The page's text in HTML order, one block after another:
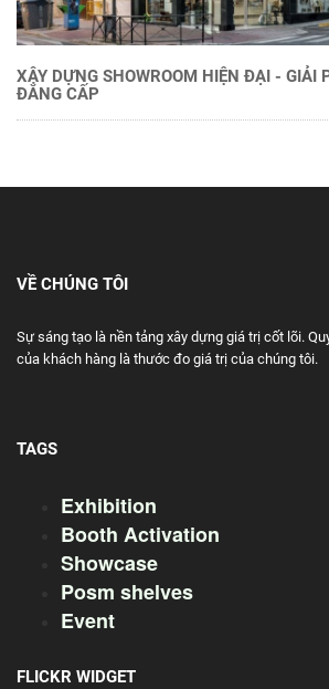
XÂY DỰNG SHOWROOM HIỆN ĐẠI - GIẢI
ĐẲNG CẤP
VỀ CHÚNG TÔI
Sự sáng tạo là nền tảng xây dựng giá trị cốt lõi.
của khách hàng là thước đo giá trị của chúng tôi.
TAGS
Exhibition
Booth Activation
Showcase
Posm shelves
Event
FLICKR WIDGET